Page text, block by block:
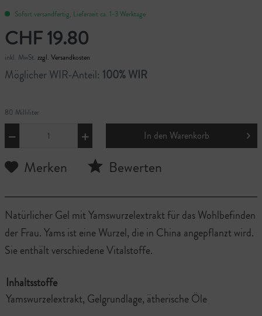
Sofort versandfertig, Lieferzeit ca. 1-3 Werktage
CHF 19.80
inkl. MwSt. zzgl. Versandkosten
Möglicher WIR-Anteil: 100% WIR
80 Milliliter
In den Warenkorb
Merken Bewerten
Natürlicher Gel mit Yamswurzelextrakt für das Wohlbefinden
der Frau. Yams ist eine Wurzel, die in China angepflanzt wird.
Sie enthält verschiedene Vitalstoffe.
Inhaltsstoffe
Yamswurzelextrakt, Gelgrundlage, ätherische Öle